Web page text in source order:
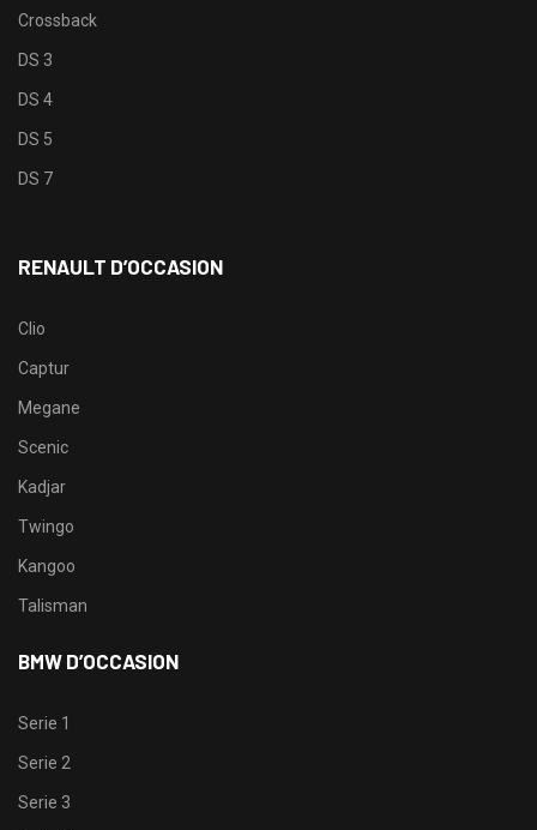
Crossback
DS 3
DS 4
DS 5
DS 7
RENAULT D’OCCASION
Clio
Captur
Megane
Scenic
Kadjar
Twingo
Kangoo
Talisman
BMW D’OCCASION
Serie 1
Serie 2
Serie 3